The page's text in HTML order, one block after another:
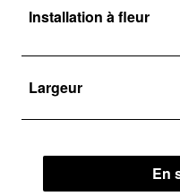
Installation à fleur
Largeur
En